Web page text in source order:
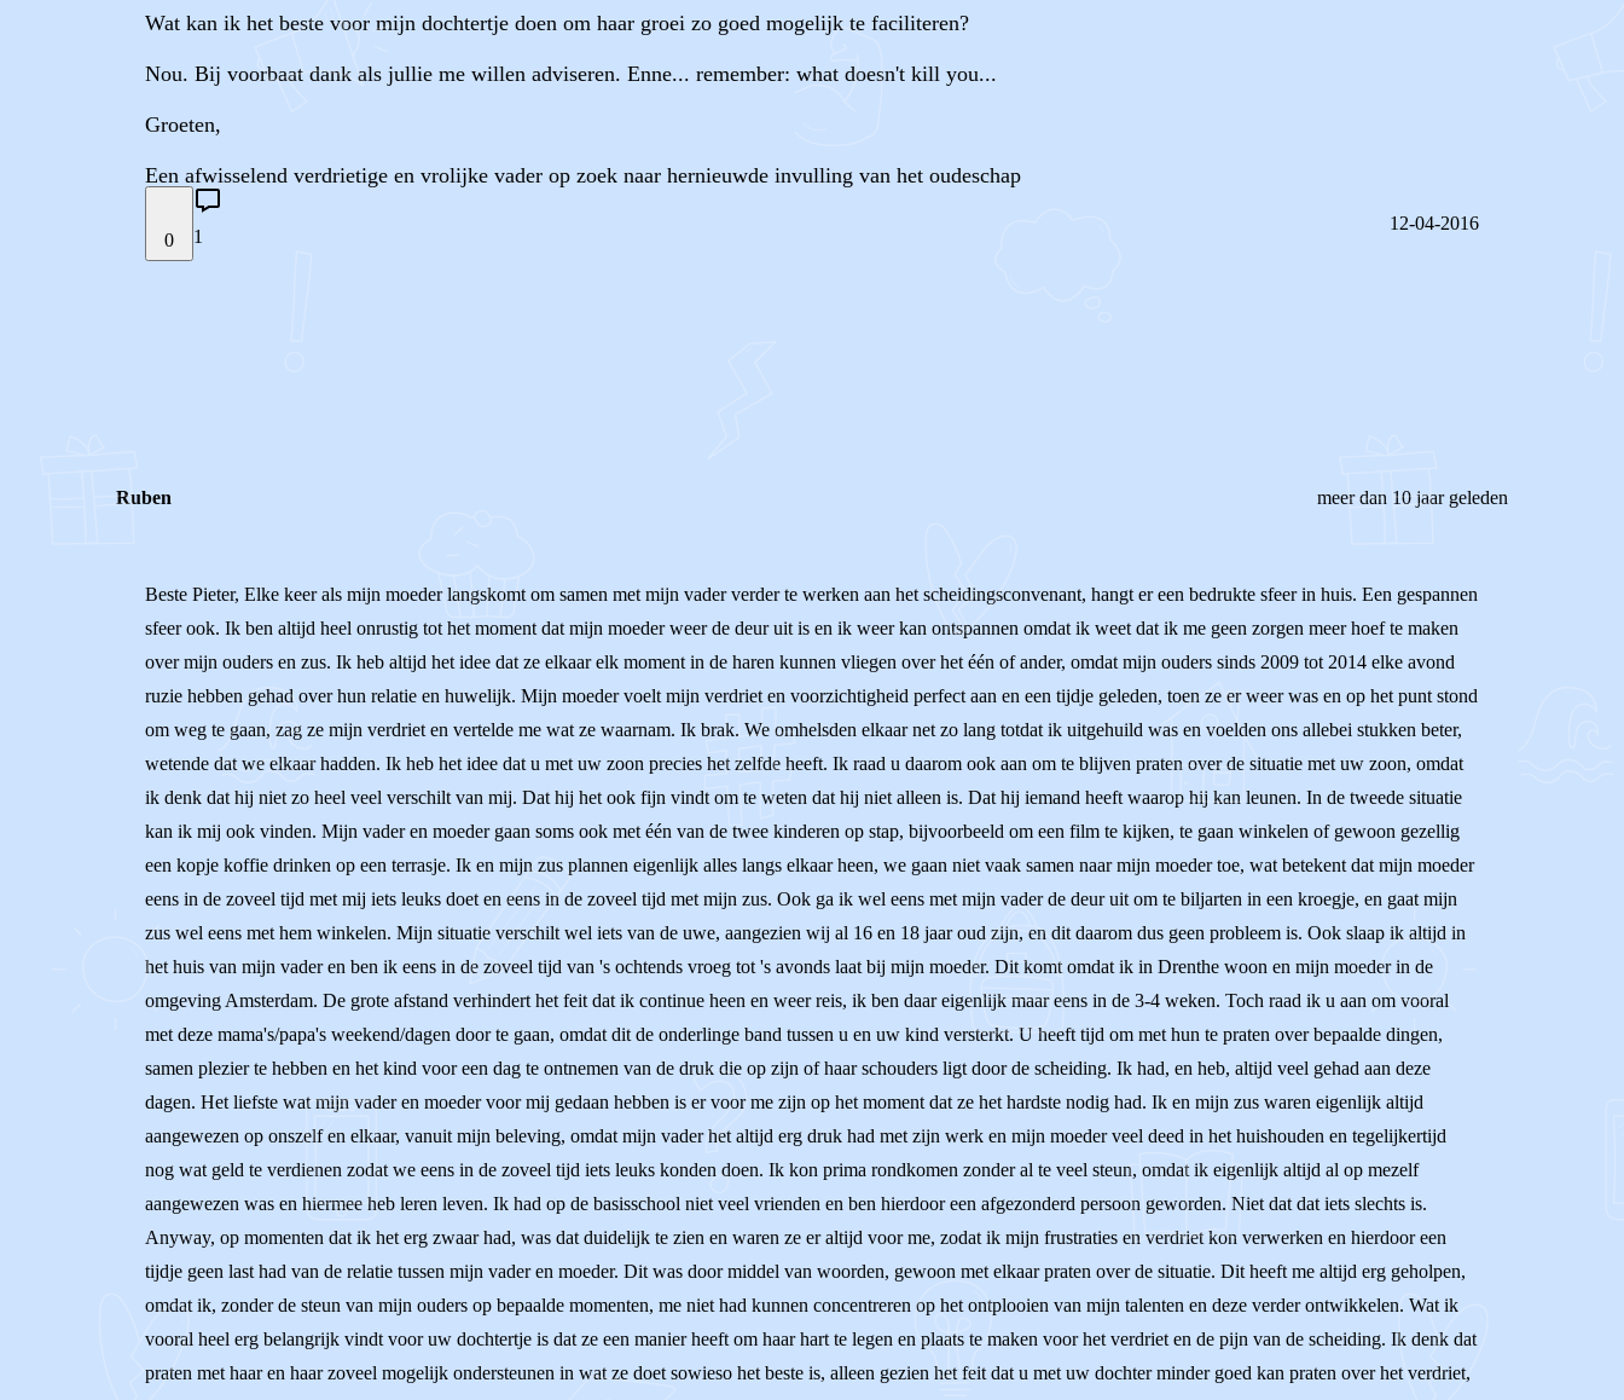
Wat kan ik het beste voor mijn dochtertje doen om haar groei zo goed mogelijk te faciliteren?
Nou. Bij voorbaat dank als jullie me willen adviseren. Enne... remember: what doesn't kill you...
Groeten,
Een afwisselend verdrietige en vrolijke vader op zoek naar hernieuwde invulling van het oudeschap
0 1
12-04-2016
Ruben meer dan 10 jaar geleden
Beste Pieter, Elke keer als mijn moeder langskomt om samen met mijn vader verder te werken aan het scheidingsconvenant, hangt er een bedrukte sfeer in huis. Een gespannen
sfeer ook. Ik ben altijd heel onrustig tot het moment dat mijn moeder weer de deur uit is en ik weer kan ontspannen omdat ik weet dat ik me geen zorgen meer hoef te maken
over mijn ouders en zus. Ik heb altijd het idee dat ze elkaar elk moment in de haren kunnen vliegen over het één of ander, omdat mijn ouders sinds 2009 tot 2014 elke avond
ruzie hebben gehad over hun relatie en huwelijk. Mijn moeder voelt mijn verdriet en voorzichtigheid perfect aan en een tijdje geleden, toen ze er weer was en op het punt stond
om weg te gaan, zag ze mijn verdriet en vertelde me wat ze waarnam. Ik brak. We omhelsden elkaar net zo lang totdat ik uitgehuild was en voelden ons allebei stukken beter,
wetende dat we elkaar hadden. Ik heb het idee dat u met uw zoon precies het zelfde heeft. Ik raad u daarom ook aan om te blijven praten over de situatie met uw zoon, omdat
ik denk dat hij niet zo heel veel verschilt van mij. Dat hij het ook fijn vindt om te weten dat hij niet alleen is. Dat hij iemand heeft waarop hij kan leunen. In de tweede situatie
kan ik mij ook vinden. Mijn vader en moeder gaan soms ook met één van de twee kinderen op stap, bijvoorbeeld om een film te kijken, te gaan winkelen of gewoon gezellig
een kopje koffie drinken op een terrasje. Ik en mijn zus plannen eigenlijk alles langs elkaar heen, we gaan niet vaak samen naar mijn moeder toe, wat betekent dat mijn moeder
eens in de zoveel tijd met mij iets leuks doet en eens in de zoveel tijd met mijn zus. Ook ga ik wel eens met mijn vader de deur uit om te biljarten in een kroegje, en gaat mijn
zus wel eens met hem winkelen. Mijn situatie verschilt wel iets van de uwe, aangezien wij al 16 en 18 jaar oud zijn, en dit daarom dus geen probleem is. Ook slaap ik altijd in
het huis van mijn vader en ben ik eens in de zoveel tijd van 's ochtends vroeg tot 's avonds laat bij mijn moeder. Dit komt omdat ik in Drenthe woon en mijn moeder in de
omgeving Amsterdam. De grote afstand verhindert het feit dat ik continue heen en weer reis, ik ben daar eigenlijk maar eens in de 3-4 weken. Toch raad ik u aan om vooral
met deze mama's/papa's weekend/dagen door te gaan, omdat dit de onderlinge band tussen u en uw kind versterkt. U heeft tijd om met hun te praten over bepaalde dingen,
samen plezier te hebben en het kind voor een dag te ontnemen van de druk die op zijn of haar schouders ligt door de scheiding. Ik had, en heb, altijd veel gehad aan deze
dagen. Het liefste wat mijn vader en moeder voor mij gedaan hebben is er voor me zijn op het moment dat ze het hardste nodig had. Ik en mijn zus waren eigenlijk altijd
aangewezen op onszelf en elkaar, vanuit mijn beleving, omdat mijn vader het altijd erg druk had met zijn werk en mijn moeder veel deed in het huishouden en tegelijkertijd
nog wat geld te verdienen zodat we eens in de zoveel tijd iets leuks konden doen. Ik kon prima rondkomen zonder al te veel steun, omdat ik eigenlijk altijd al op mezelf
aangewezen was en hiermee heb leren leven. Ik had op de basisschool niet veel vrienden en ben hierdoor een afgezonderd persoon geworden. Niet dat dat iets slechts is.
Anyway, op momenten dat ik het erg zwaar had, was dat duidelijk te zien en waren ze er altijd voor me, zodat ik mijn frustraties en verdriet kon verwerken en hierdoor een
tijdje geen last had van de relatie tussen mijn vader en moeder. Dit was door middel van woorden, gewoon met elkaar praten over de situatie. Dit heeft me altijd erg geholpen,
omdat ik, zonder de steun van mijn ouders op bepaalde momenten, me niet had kunnen concentreren op het ontplooien van mijn talenten en deze verder ontwikkelen. Wat ik
vooral heel erg belangrijk vindt voor uw dochtertje is dat ze een manier heeft om haar hart te legen en plaats te maken voor het verdriet en de pijn van de scheiding. Ik denk dat
praten met haar en haar zoveel mogelijk ondersteunen in wat ze doet sowieso het beste is, alleen gezien het feit dat u met uw dochter minder goed kan praten over het verdriet,